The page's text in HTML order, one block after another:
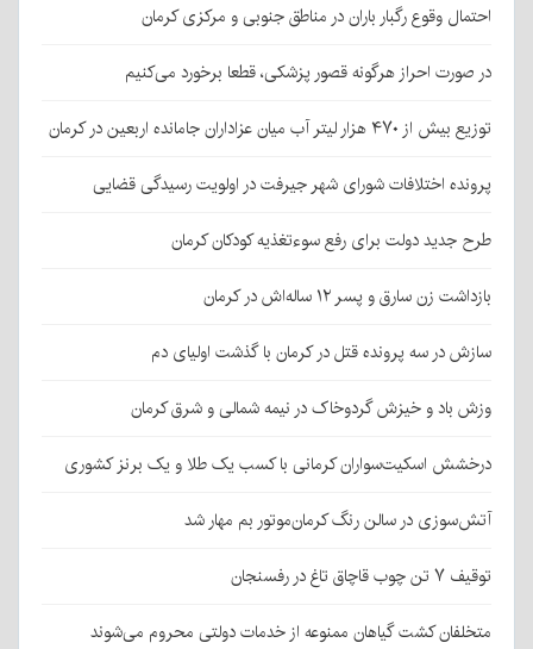
احتمال وقوع رگبار باران در مناطق جنوبی و مرکزی کرمان
در صورت احراز هرگونه قصور پزشکی، قطعا برخورد می‌کنیم
توزیع بیش از ۴۷۰ هزار لیتر آب میان عزاداران جامانده اربعین در کرمان
پرونده اختلافات شورای شهر جیرفت در اولویت رسیدگی قضایی
طرح جدید دولت برای رفع سوءتغذیه کودکان کرمان
بازداشت زن سارق و پسر ۱۲ ساله‌اش در کرمان
سازش در سه پرونده قتل در کرمان با گذشت اولیای دم
وزش باد و خیزش گردوخاک در نیمه شمالی و شرق کرمان
درخشش اسکیت‌سواران کرمانی با کسب یک طلا و یک برنز کشوری
آتش‌سوزی در سالن رنگ کرمان‌موتور بم مهار شد
توقیف ۷ تن چوب قاچاق تاغ در رفسنجان
متخلفان کشت گیاهان ممنوعه از خدمات دولتی محروم می‌شوند